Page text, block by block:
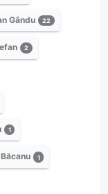
Gându 22
2
1
1